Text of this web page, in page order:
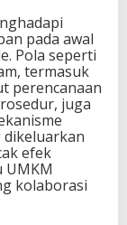
pada awal
Pola seperti
termasuk
perencanaan
juga
efek
UMKM
kolaborasi